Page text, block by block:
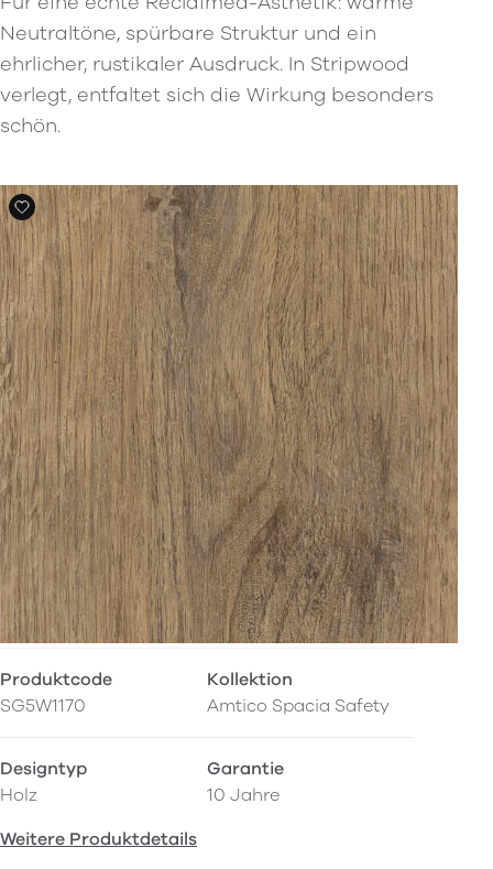
Neutraltöne, spürbare Struktur und ein
ehrlicher, rustikaler Ausdruck. In Stripwood
verlegt, entfaltet sich die Wirkung besonders
schön.
Produktcode
SG5W1170
Kollektion
Amtico Spacia Safety
Designtyp
Holz
Garantie
10 Jahre
Weitere Produktdetails